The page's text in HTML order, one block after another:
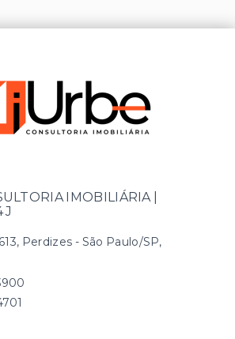
IMOBILIÁRIA |
J
Perdizes - São Paulo/SP,